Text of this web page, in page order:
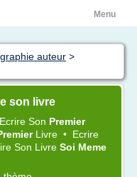
Menu
auteur >
son livre
Son Premier
Livre • Ecrire
Son Livre Soi Meme